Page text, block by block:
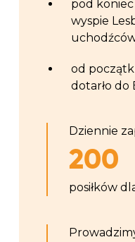
pod
wyspie
od
dotarło do
Dziennie
200
posiłków